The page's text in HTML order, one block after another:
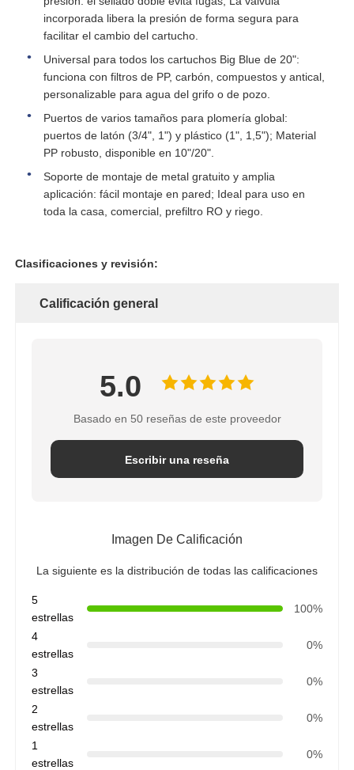
Recipiente del reactor de FRP
Envases de salmuera para ablandadores de agua
Resina de intercambio iónico
Válvula de control del filtro
incorporada libera la presión de forma segura para
facilitar el cambio del cartucho.
Universal para todos los cartuchos Big Blue de 20":
funciona con filtros de PP, carbón, compuestos y antical,
personalizable para agua del grifo o de pozo.
Puertos de varios tamaños para plomería global:
puertos de latón (3/4", 1") y plástico (1", 1,5"); Material
PP robusto, disponible en 10"/20".
Soporte de montaje de metal gratuito y amplia
aplicación: fácil montaje en pared; Ideal para uso en
toda la casa, comercial, prefiltro RO y riego.
Clasificaciones y revisión:
Calificación general
5.0
Basado en 50 reseñas de este proveedor
Escribir una reseña
Imagen De Calificación
La siguiente es la distribución de todas las calificaciones
5
estrellas
100%
4
estrellas
0%
3
estrellas
0%
2
estrellas
0%
1
estrellas
0%